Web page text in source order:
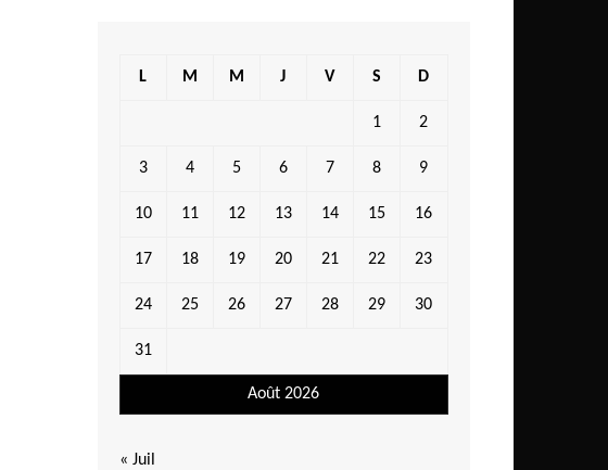
Août 2026
L M M J V S D
1 2
3 4 5 6 7 8 9
10 11 12 13 14 15 16
17 18 19 20 21 22 23
24 25 26 27 28 29 30
31
« Juil